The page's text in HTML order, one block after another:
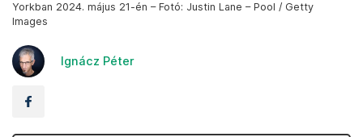
Yorkban 2024. május 21-én – Fotó: Justin Lane – Pool / Getty
Images
Ignácz Péter